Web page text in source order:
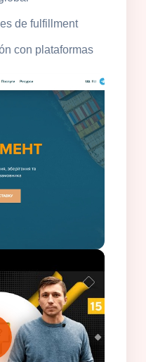
de fulfillment
con plataformas